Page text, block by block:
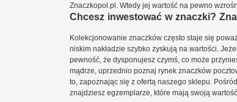
Znaczkopol.pl. Wtedy jej wartość na pewno
Chcesz inwestować w znaczki?
Kolekcjonowanie znaczków często staje się
niskim nakładzie szybko zyskują na wartości.
pewność, że dysponujesz czymś, co może
mądrze, uprzednio poznaj rynek znaczków
to, zapoznając się z ofertą naszego sklepu.
znajdziesz egzemplarze, które mają swoją